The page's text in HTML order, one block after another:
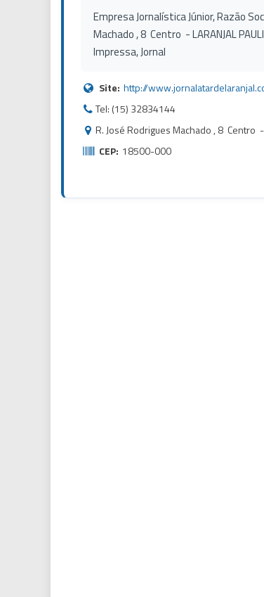
Empresa Jornalística Júnior, Razão
Machado , 8 Centro - LARANJAL
Impressa, Jornal
Site: http://
Tel: (15) 32834144
R. José Rodrigues Machado , 8 Centro -
CEP: 18500-000